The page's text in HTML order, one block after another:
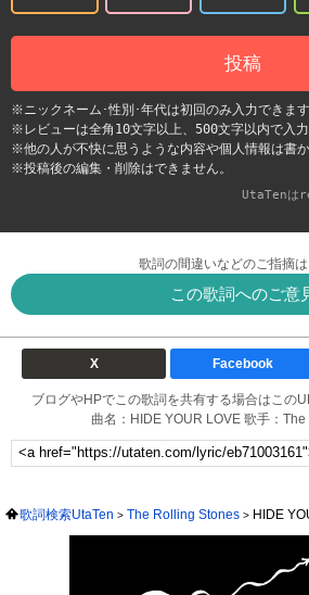
投稿
※ニックネーム･性別･年代は初回のみ入力できます
※レビューは全角10文字以上、500文字以内で入力
※他の人が不快に思うような内容や個人情報は書か
※投稿後の編集・削除はできません。
UtaTenは
歌詞の間違いなどのご指摘
この歌詞へのご意
X Facebook
ブログやHPでこの歌詞を共有する場合はこの
曲名：HIDE YOUR LOVE 歌手：
歌詞検索UtaTen The Rolling Stones HIDE